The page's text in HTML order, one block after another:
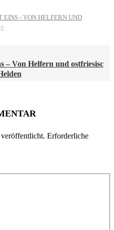
EINS - VON HELFERN UND
Von Helfern und ostfriesisc
Erforderliche